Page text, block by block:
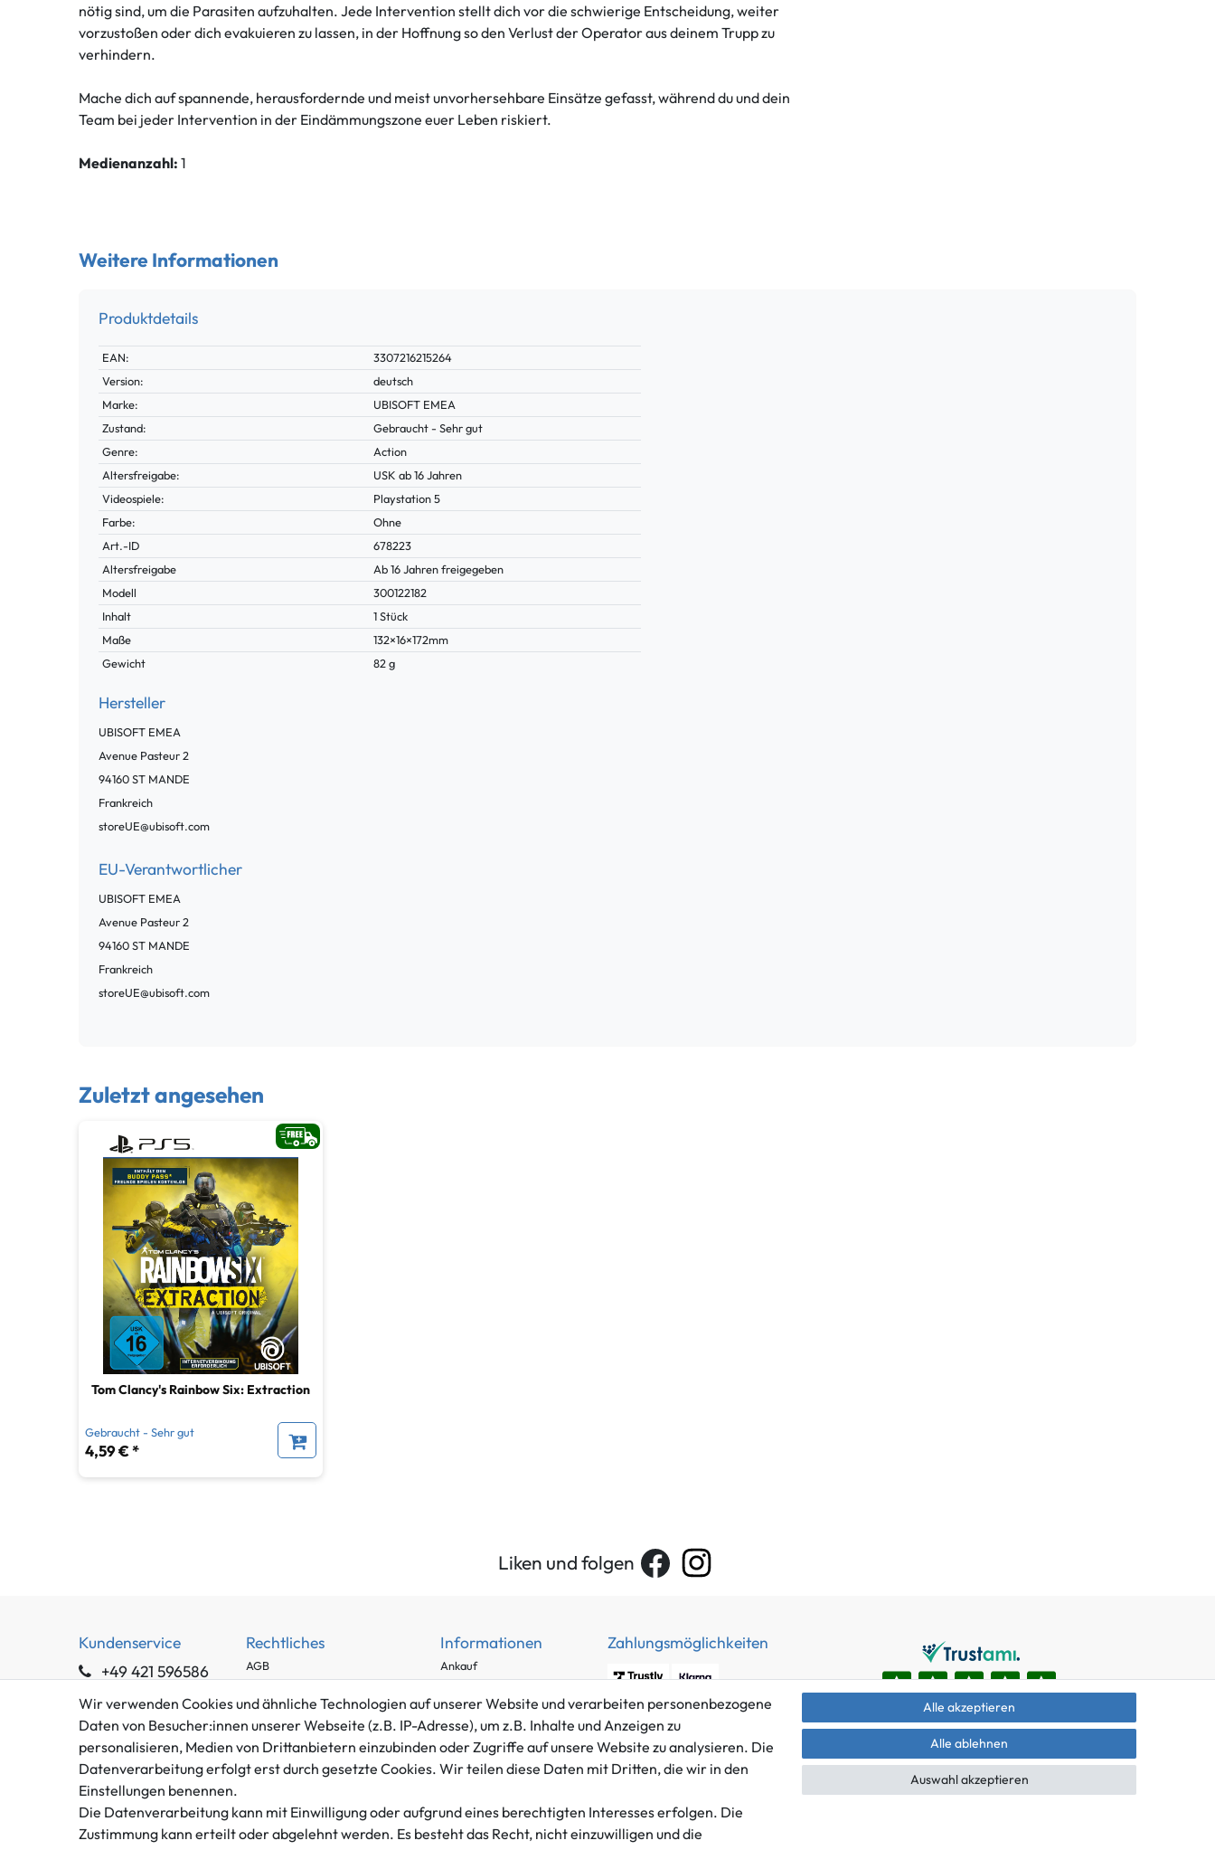
nötig sind, um die Parasiten aufzuhalten. Jede Intervention stellt dich vor die schwierige Entscheidung, weiter
vorzustoßen oder dich evakuieren zu lassen, in der Hoffnung so den Verlust der Operator aus deinem Trupp zu
verhindern.
Mache dich auf spannende, herausfordernde und meist unvorhersehbare Einsätze gefasst, während du und dein
Team bei jeder Intervention in der Eindämmungszone euer Leben riskiert.
Medienanzahl: 1
Weitere Informationen
Produktdetails
Technisches
Merkmal
Wert
EAN:
3307216215264
Version:
deutsch
Marke:
UBISOFT EMEA
Zustand:
Gebraucht - Sehr gut
Genre:
Action
Altersfreigabe:
USK ab 16 Jahren
Videospiele:
Playstation 5
Farbe:
Ohne
Technisches
Merkmal
Wert
Art.-ID
678223
Altersfreigabe
Ab 16 Jahren freigegeben
Modell
300122182
Inhalt
1 Stück
Maße
132×16×172mm
Gewicht
82 g
Hersteller
UBISOFT EMEA
Avenue Pasteur2
94160ST MANDE
Frankreich
storeUE@ubisoft.com
EU-Verantwortlicher
UBISOFT EMEA
Avenue Pasteur2
94160ST MANDE
Frankreich
storeUE@ubisoft.com
Zuletzt angesehen
Tom Clancy's Rainbow Six: Extraction
Gebraucht - Sehr gut
4,59 € *
Liken und folgen
Kundenservice
+49 421 596586
info@gameworld.de
Kontaktformular
Rechtliches
AGB
Datenschutzerklärung
Barrierefreiheitserklärung
Widerrufs­recht
Informationen
Ankauf
Häufig gestellte Fragen
Zahlung und Versand
Batterieentsorgung
Zahlungsmöglichkeiten
Mitglied im Händlerbund
Wir verwenden Cookies und ähnliche Technologien auf unserer Website und verarbeiten personenbezogene
Daten von Besucher:innen unserer Webseite (z.B. IP-Adresse), um z.B. Inhalte und Anzeigen zu
personalisieren, Medien von Drittanbietern einzubinden oder Zugriffe auf unsere Website zu analysieren. Die
Datenverarbeitung erfolgt erst durch gesetzte Cookies. Wir teilen diese Daten mit Dritten, die wir in den
Einstellungen benennen.
Die Datenverarbeitung kann mit Einwilligung oder aufgrund eines berechtigten Interesses erfolgen. Die
Zustimmung kann erteilt oder abgelehnt werden. Es besteht das Recht, nicht einzuwilligen und die
Alle akzeptieren
Alle ablehnen
Auswahl akzeptieren